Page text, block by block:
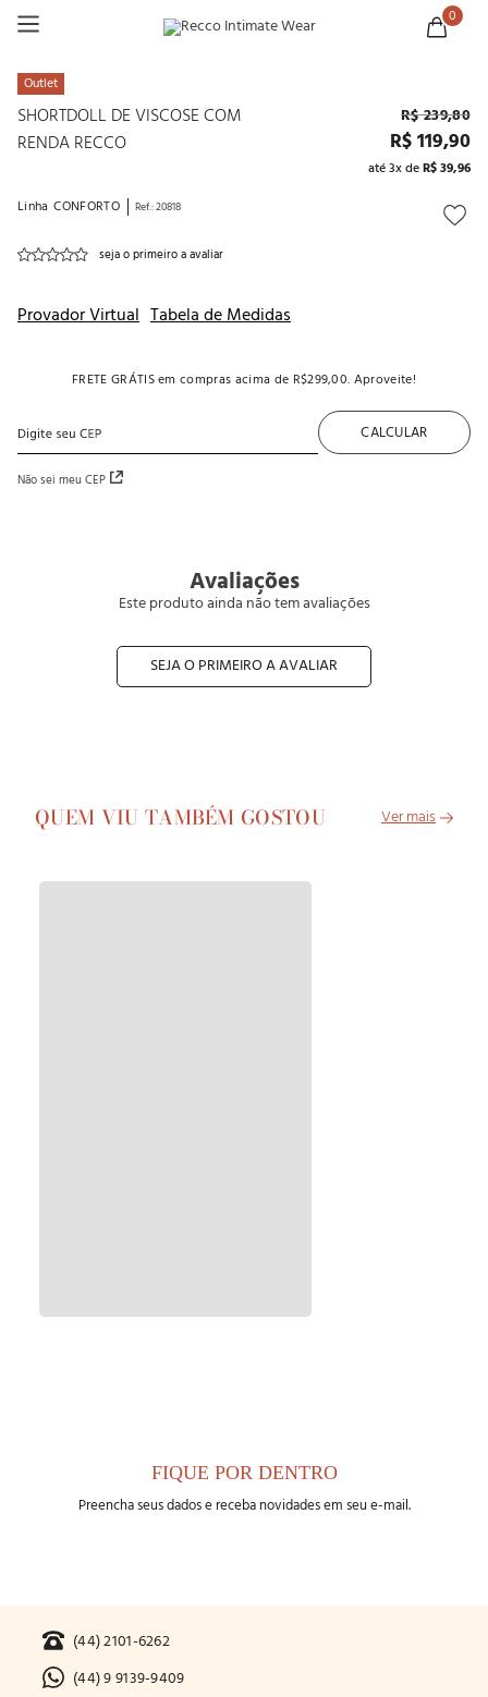
0
Outlet
SHORTDOLL DE VISCOSE COM
RENDA RECCO
R$239,80
R$119,90
até3x deR$39,96
Linha CONFORTO Ref.:20818
seja o primeiro a avaliar
Provador Virtual Tabela de Medidas
FRETE GRÁTISem compras acima de R$299,00. Aproveite!
Não sei meu CEP
CALCULAR
Avaliações
Este produto ainda não tem avaliações
SEJA O PRIMEIRO A AVALIAR
QUEM VIU TAMBÉM GOSTOU
FIQUE POR DENTRO
Preencha seus dados e receba novidades em seu e-mail.
(44) 2101-6262
(44) 9 9139-9409